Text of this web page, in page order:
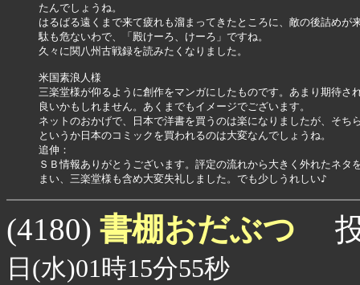
たんでしょうね。
はるばる遠くまで来て疲れも溜まってきたところに、敵の後詰めが
駄も危ないわで、「殿けーろ、けーろ」ですね。
久々に関八州古戦録を読みたくなりました。
米国素浪人様
三楽堂様が仰るように創作をマンガにしたものです。あまり期待さ
良いかもしれません。あくまでもイメージでございます。
ネットのおかげで、日本で洋書を買うのは楽になりましたが、そち
というか日本のコミックを買われるのは大変なんでしょうね。
追伸：
ＳＢ情報ありがとうございます。評定の流れから大きく外れたネタ
(4180) 書棚おだぶつ
日(水)01時15分55秒